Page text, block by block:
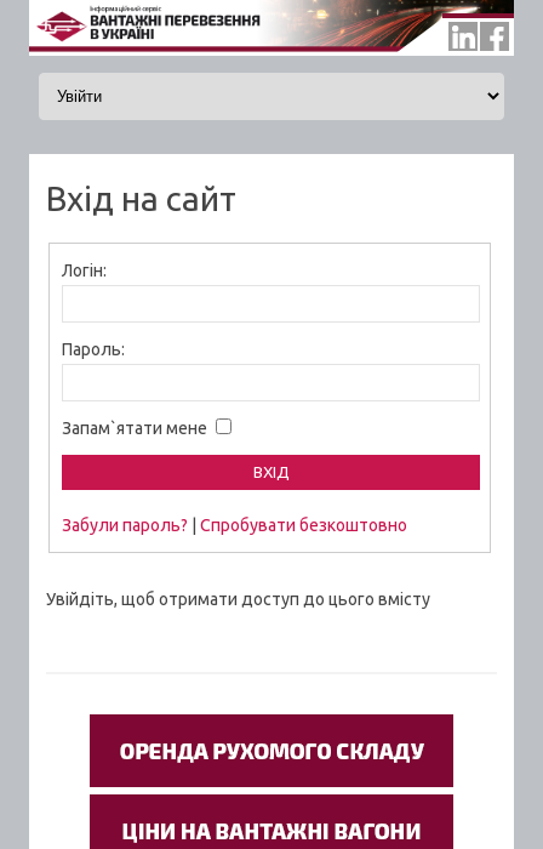
Skip to content
Вхід на сайт
Логін:
Пароль:
Запам`ятати мене
Забули пароль? Спробувати безкоштовно
Увійдіть, щоб отримати доступ до цього вмісту